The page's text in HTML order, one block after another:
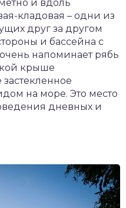
и вдоль
кладовая – одни из
друг за другом
и бассейна с
напоминает рябь
крыше
на море. Это место
дневных и